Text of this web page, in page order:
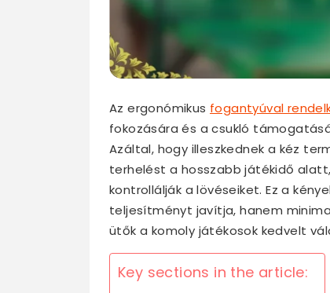
Az ergonómikus fogantyúval
fokozására és a csukló
Azáltal, hogy illeszkednek a kéz
terhelést a hosszabb játékidő
kontrollálják a lövéseiket. Ez a
teljesítményt javítja, hanem
ütők a komoly játékosok kedvelt
Key sections in the article: